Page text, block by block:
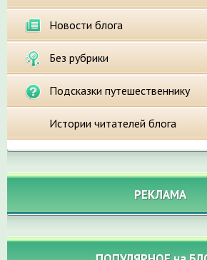
Новости блога
Без рубрики
Подсказки путешественнику
Истории читателей блога
РЕКЛАМА